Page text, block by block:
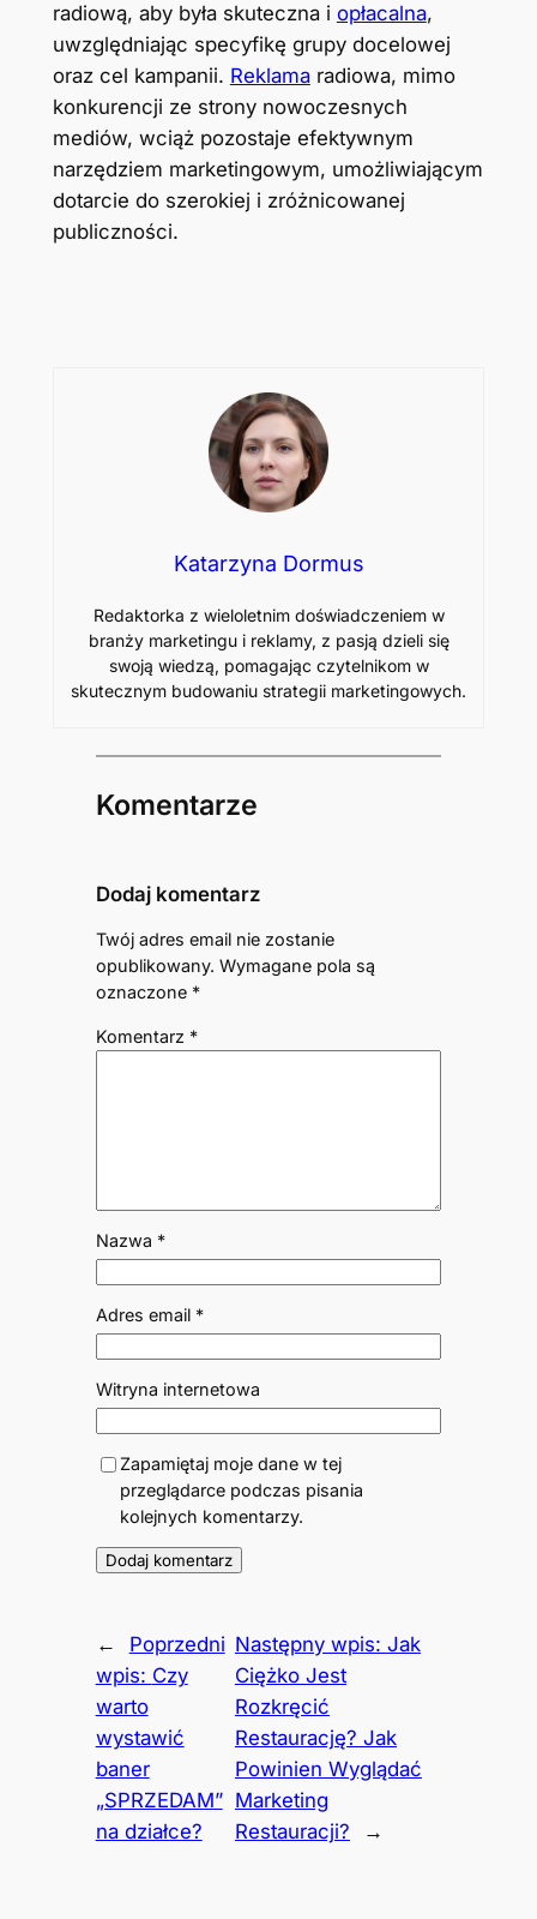
radiową, aby była skuteczna i opłacalna,
uwzględniając specyfikę grupy docelowej
oraz cel kampanii. Reklamaradiowa, mimo
konkurencji ze strony nowoczesnych
mediów, wciąż pozostaje efektywnym
narzędziem marketingowym, umożliwiającym
dotarcie do szerokiej i zróżnicowanej
publiczności.
Katarzyna Dormus
Redaktorka z wieloletnim doświadczeniem w
branży marketingu i reklamy, z pasją dzieli się
swoją wiedzą, pomagając czytelnikom w
skutecznym budowaniu strategii marketingowych.
Komentarze
Dodaj komentarz
Twój adres email nie zostanie
opublikowany. Wymagane pola są
oznaczone *
Komentarz *
Nazwa *
Adres email *
Witryna internetowa
Zapamiętaj moje dane w tej
przeglądarce podczas pisania
kolejnych komentarzy.
←
Poprzedni
wpis: Czy
warto
wystawić
baner
„SPRZEDAM”
na działce?
Następny wpis: Jak
Ciężko Jest
Rozkręcić
Restaurację? Jak
Powinien Wyglądać
Marketing
Restauracji?
→